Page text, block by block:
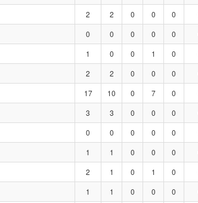
2 2 0 0 0
0 0 0 0 0
1 0 0 1 0
2 2 0 0 0
17 10 0 7 0
3 3 0 0 0
0 0 0 0 0
1 1 0 0 0
2 1 0 1 0
1 1 0 0 0